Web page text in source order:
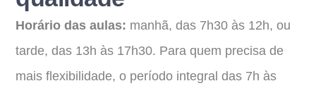
Horário das aulas: manhã, das 7h30 às 12h, ou
tarde, das 13h às 17h30. Para quem precisa de
mais flexibilidade, o período integral das 7h às